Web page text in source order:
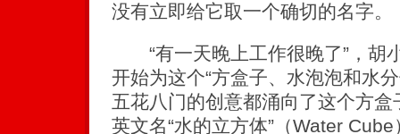
没有立即给它取一个确切的名字。
“有一天晚上工作很晚了”，胡
开始为这个“方盒子、水泡泡和水
五花八门的创意都涌向了这个方
英文名“水的立方体”（Water